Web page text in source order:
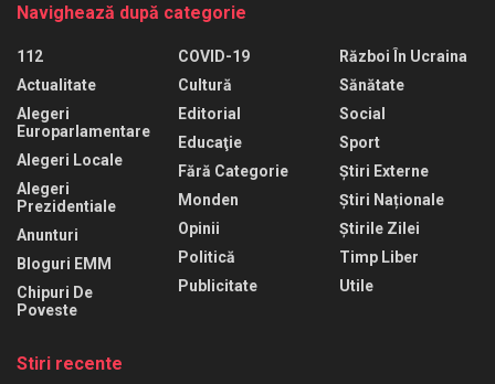
Navighează după categorie
112
Actualitate
Alegeri
Europarlamentare
Alegeri Locale
Alegeri
Prezidentiale
Anunturi
Bloguri EMM
Chipuri De
Poveste
COVID-19
Cultură
Editorial
Educaţie
Fără Categorie
Monden
Opinii
Politică
Publicitate
Război În Ucraina
Sănătate
Social
Sport
Știri Externe
Știri Naționale
Știrile Zilei
Timp Liber
Utile
Stiri recente